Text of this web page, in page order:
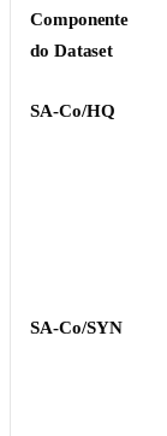
Componente
do Dataset
SA-Co/HQ
SA-Co/SYN